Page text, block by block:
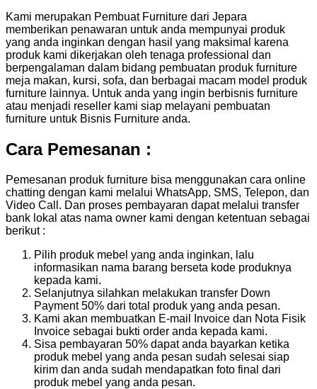
Kami merupakan Pembuat Furniture dari Jepara
memberikan penawaran untuk anda mempunyai produk
yang anda inginkan dengan hasil yang maksimal karena
produk kami dikerjakan oleh tenaga professional dan
berpengalaman dalam bidang pembuatan produk furniture
meja makan, kursi, sofa, dan berbagai macam model produk
furniture lainnya. Untuk anda yang ingin berbisnis furniture
atau menjadi reseller kami siap melayani pembuatan
furniture untuk Bisnis Furniture anda.
Cara Pemesanan :
Pemesanan produk furniture bisa menggunakan cara online
chatting dengan kami melalui WhatsApp, SMS, Telepon, dan
Video Call. Dan proses pembayaran dapat melalui transfer
bank lokal atas nama owner kami dengan ketentuan sebagai
berikut :
Pilih produk mebel yang anda inginkan, lalu
informasikan nama barang berseta kode produknya
kepada kami.
Selanjutnya silahkan melakukan transfer Down
Payment 50% dari total produk yang anda pesan.
Kami akan membuatkan E-mail Invoice dan Nota Fisik
Invoice sebagai bukti order anda kepada kami.
Sisa pembayaran 50% dapat anda bayarkan ketika
produk mebel yang anda pesan sudah selesai siap
kirim dan anda sudah mendapatkan foto final dari
produk mebel yang anda pesan.